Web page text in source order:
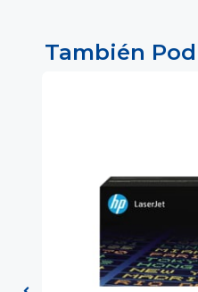
También